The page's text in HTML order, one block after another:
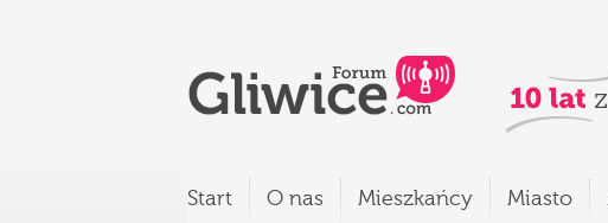
Start O nas Mieszkańcy Miasto